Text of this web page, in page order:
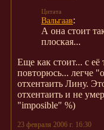
Вальгаав:
А она стоит
плоская...
Еще как стоит... с
повторюсь... легче
отхентаить Лину.
отхентаить и не
"imposible" %)
23 февраля 2006 г. 16:30